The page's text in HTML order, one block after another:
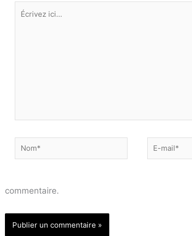
Écrivez
Nom*
E-
mail*
commentaire.